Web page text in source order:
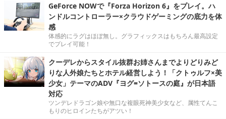
GeForce NOWで『Forza Horizon 6』をプレイ。ハ
ンドルコントローラー×クラウドゲーミングの底力を体
感
体感的にラグはほぼ無し。グラフィックスはもちろん最高設定
でプレイ可能！
クーデレからスタイル抜群お姉さんまでよりどりみど
りな人外娘たちとホテル経営しよう！「クトゥルフ×美
少女」テーマのADV『ヨグ=ソトースの庭』が日本語
対応
ツンデレドラゴン娘や無口な複眼死神美少女など、属性てんこ
もりのヒロインたちがアツい！